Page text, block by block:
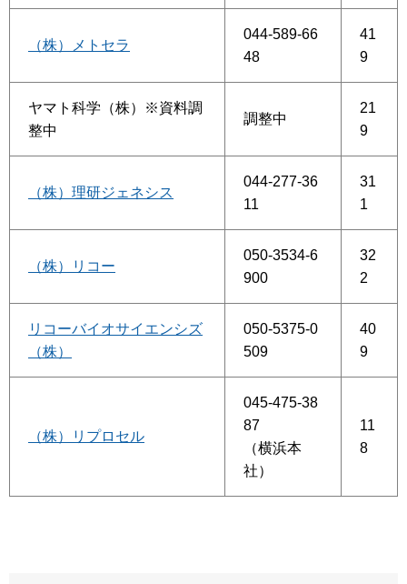
（株）メトセラ
044-589-66
48
41
9
ヤマト科学（株）※資料調
整中
調整中
21
9
（株）理研ジェネシス
044-277-36
11
31
1
（株）リコー
050-3534-6
900
32
2
リコーバイオサイエンシズ
（株）
050-5375-0
509
40
9
（株）リプロセル
045-475-38
87
（横浜本
社）
11
8